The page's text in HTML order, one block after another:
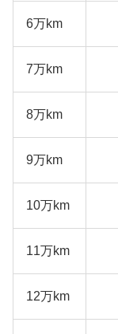
6万km
7万km
8万km
9万km
10万km
11万km
12万km